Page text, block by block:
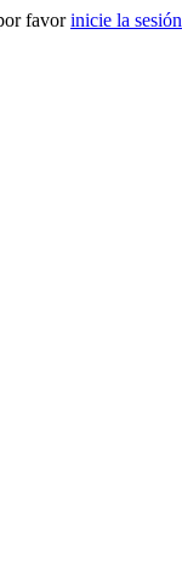
favorinicie la sesión